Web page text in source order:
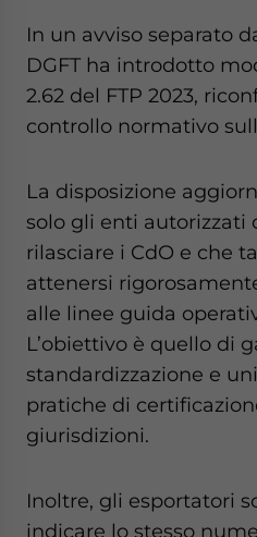
In un avviso separato
DGFT ha introdotto
2.62 del FTP 2023,
controllo normativo
La disposizione
solo gli enti autorizzati
rilasciare i CdO e che
attenersi
alle linee guida
L’obiettivo è quello di
standardizzazione e
pratiche di
giurisdizioni.
Inoltre, gli esportatori
indicare lo stesso